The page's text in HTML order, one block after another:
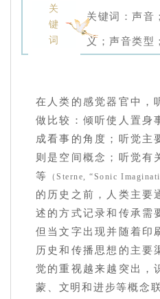
关
键
词
关键词：声音
义；声音类型
在人类的感觉器官中，
做比较：倾听使人置身
成看事的角度；听觉主
则是空间概念；听觉有
等
（Sterne, “Sonic
的历史之前，人类主要
述的方式记录和传承需
但当文字出现并随着印
历史和传播思想的主要
觉的重视越来越突出，
蒙、文明和进步等概念